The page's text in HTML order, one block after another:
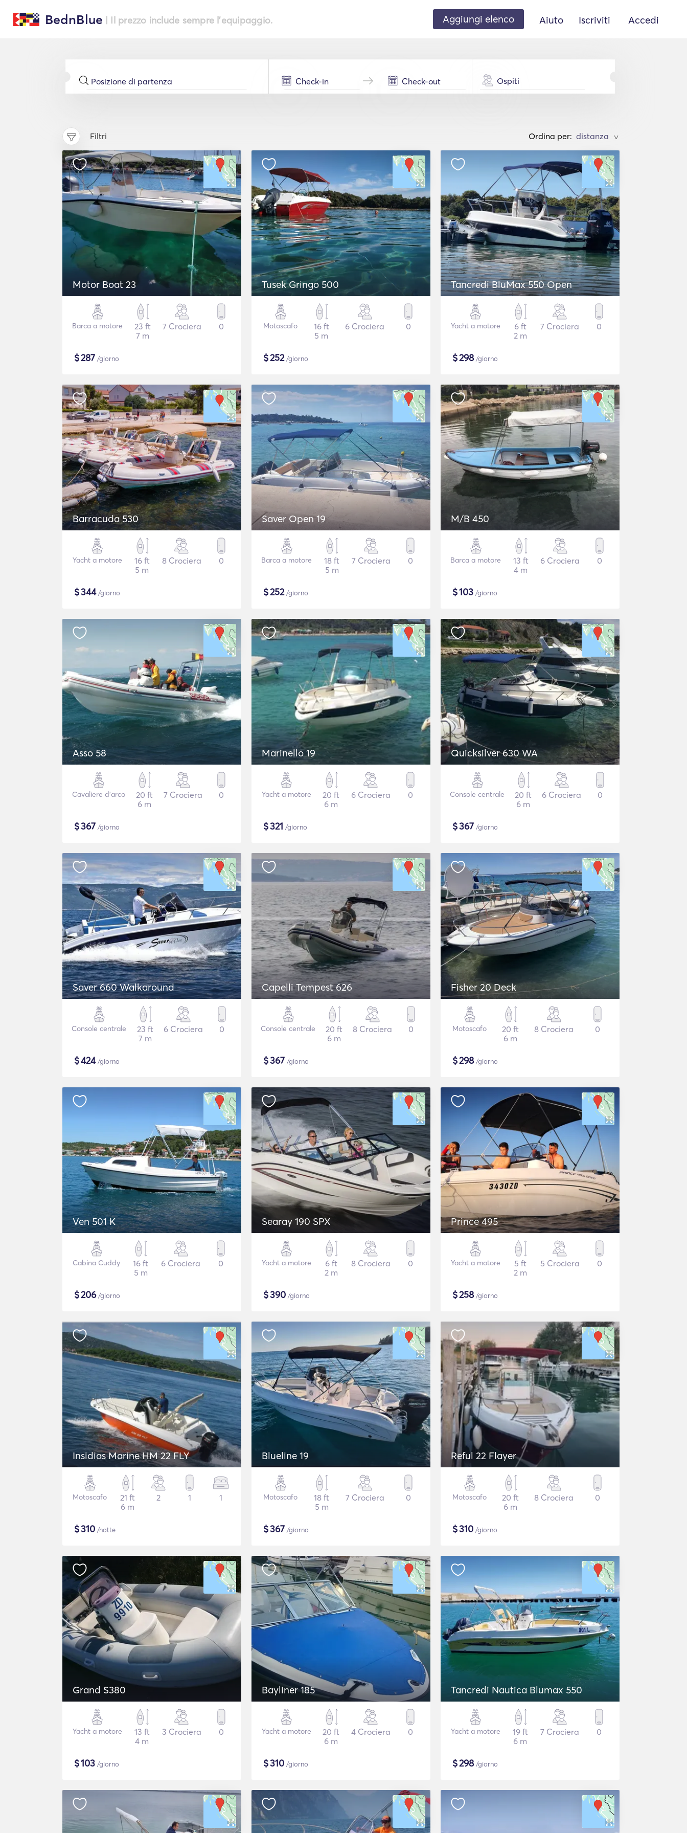
BednBlue | Il prezzo include sempre l'equipaggio. Aggiungi elenco Aiuto Iscriviti Accedi
Ospiti
Filtri Ordina per: >
Motor Boat 23
Barca a motore
23 ft
7 m
7 Crociera 0
$287 /giorno
Tusek Gringo 500
Motoscafo
16 ft
5 m
6 Crociera 0
$252/giorno
Tancredi BluMax 550 Open
Yacht a motore
6 ft
2 m
7 Crociera 0
$298/giorno
Barracuda 530
Yacht a motore
16 ft
5 m
8 Crociera 0
$344/giorno
Saver Open 19
Barca a motore
18 ft
5 m
7 Crociera 0
$252/giorno
M/B 450
Barca a motore
13 ft
4 m
6 Crociera 0
$103 /giorno
Asso 58
Cavaliere d'arco
20 ft
6 m
7 Crociera 0
$367 /giorno
Marinello 19
Yacht a motore
20 ft
6 m
6 Crociera 0
$321 /giorno
Quicksilver 630 WA
Console centrale
20 ft
6 m
6 Crociera 0
$367 /giorno
Saver 660 Walkaround
Console centrale
23 ft
7 m
6 Crociera 0
$424/giorno
Capelli Tempest 626
Console centrale
20 ft
6 m
8 Crociera 0
$367 /giorno
Fisher 20 Deck
Motoscafo
20 ft
6 m
8 Crociera 0
$298/giorno
Ven 501 K
Cabina Cuddy
16 ft
5 m
6 Crociera 0
$206/giorno
Searay 190 SPX
Yacht a motore
6 ft
2 m
8 Crociera 0
$390 /giorno
Prince 495
Yacht a motore
5 ft
2 m
5 Crociera 0
$258/giorno
Insidias Marine HM 22 FLY
Motoscafo
21 ft
6 m
2 1 1
$310 /notte
Blueline 19
Motoscafo
18 ft
5 m
7 Crociera 0
$367 /giorno
Reful 22 Flayer
Motoscafo
20 ft
6 m
8 Crociera 0
$310 /giorno
Grand S380
Yacht a motore
13 ft
4 m
3 Crociera 0
$103 /giorno
Bayliner 185
Yacht a motore
20 ft
6 m
4 Crociera 0
$310 /giorno
Tancredi Nautica Blumax 550
Yacht a motore
19 ft
6 m
7 Crociera 0
$298/giorno